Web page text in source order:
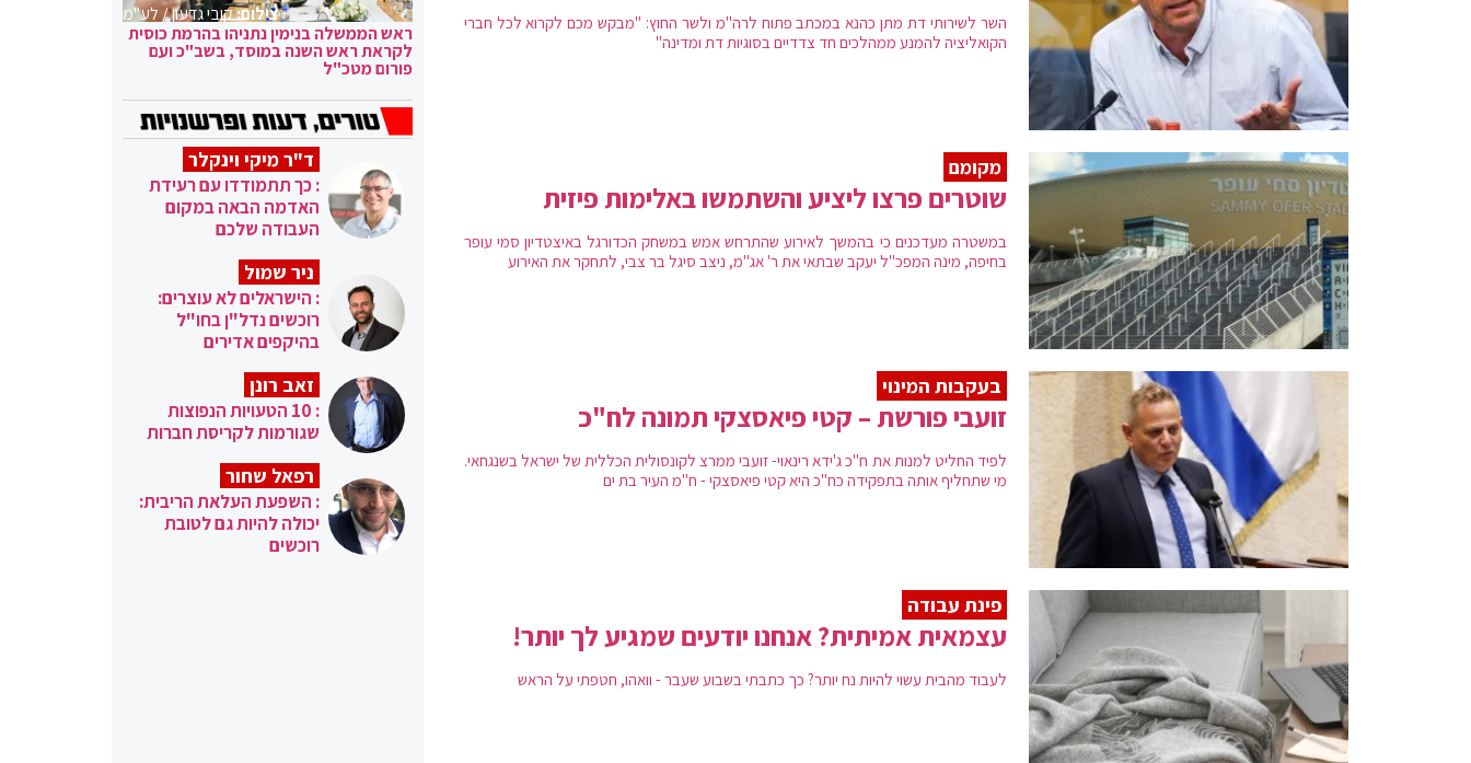
השר לשירותי דת מתן כהנא במכתב פתוח לרה"מ ולשר החוץ: "מבקש מכם לקרוא לכל חברי
הקואליציה להמנע ממהלכים חד צדדיים בסוגיות דת ומדינה"
מקומם
שוטרים פרצו ליציע והשתמשו באלימות פיזית
במשטרה מעדכנים כי בהמשך לאירוע שהתרחש אמש במשחק הכדורגל באיצטדיון סמי עופר
בחיפה, מינה המפכ"ל יעקב שבתאי את ר' אג"מ, ניצב סיגל בר צבי, לתחקר את האירוע
בעקבות המינוי
זועבי פורשת – קטי פיאסצקי תמונה לח"כ
לפיד החליט למנות את ח"כ ג'ידא רינאוי- זועבי ממרצ לקונסולית הכללית של ישראל בשנגחאי.
מי שתחליף אותה בתפקידה כח"כ היא קטי פיאסצקי - ח"מ העיר בת ים
פינת עבודה
עצמאית אמיתית? אנחנו יודעים שמגיע לך יותר!
לעבוד מהבית עשוי להיות נח יותר? כך כתבתי בשבוע שעבר - וואהו, חטפתי על הראש
צילום:קובי גדעון / לע"מ
ראש הממשלה בנימין נתניהו בהרמת כוסית
לקראת ראש השנה במוסד, בשב"כ ועם
פורום מטכ"ל
ד"ר מיקי וינקלר
: כך תתמודדו עם רעידת
האדמה הבאה במקום
העבודה שלכם
ניר שמול
: הישראלים לא עוצרים:
רוכשים נדל"ן בחו"ל
בהיקפים אדירים
זאב רונן
: 10 הטעויות הנפוצות
שגורמות לקריסת חברות
רפאל שחור
: השפעת העלאת הריבית:
יכולה להיות גם לטובת
רוכשים